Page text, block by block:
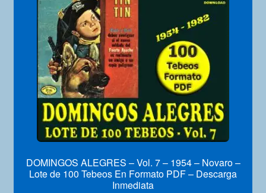
DOMINGOS ALEGRES – Vol. 7 – 1954 – Novaro –
Lote de 100 Tebeos En Formato PDF – Descarga
Inmediata